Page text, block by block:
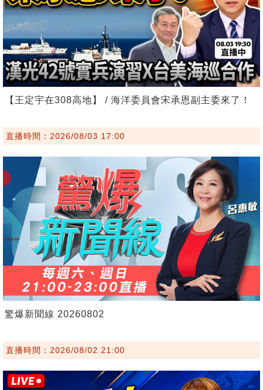
【王定宇在308高地】 / 海洋委員會宋承恩副主委來了！
直播時間：2026/08/03 17:00
驚爆新聞線 20260802
直播時間：2026/08/02 21:00